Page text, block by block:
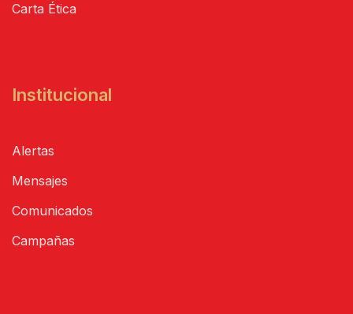
Carta Ética
Institucional
Alertas
Mensajes
Comunicados
Campañas